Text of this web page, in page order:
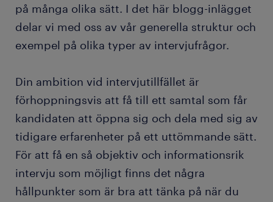
på många olika sätt. I det här blogg-inlägget
delar vi med oss av vår generella struktur och
exempel på olika typer av intervjufrågor.
Din ambition vid intervjutillfället är
förhoppningsvis att få till ett samtal som får
kandidaten att öppna sig och dela med sig av
tidigare erfarenheter på ett uttömmande sätt.
För att få en så objektiv och informationsrik
intervju som möjligt finns det några
hållpunkter som är bra att tänka på när du